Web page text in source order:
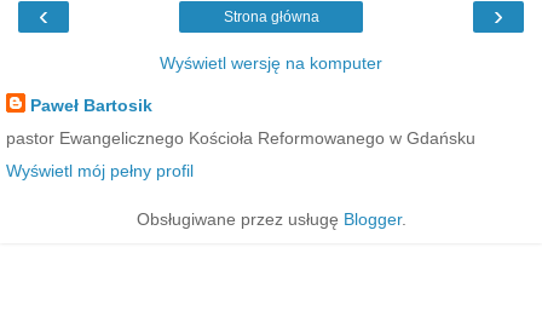
‹ ›
Strona główna
Wyświetl wersję na komputer
Paweł Bartosik
pastor Ewangelicznego Kościoła Reformowanego w Gdańsku
Wyświetl mój pełny profil
Obsługiwane przez usługę Blogger.